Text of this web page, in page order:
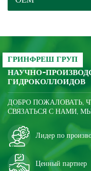
значительно более
снижаются затраты.
ГРИНФРЕШ ГРУП
НАУЧНО-
ГИДРОКОЛЛОИДОВ
ДОБРО ПОЖАЛОВАТЬ,
СВЯЗАТЬСЯ С НАМИ,
Лидер по
Ценный партнер